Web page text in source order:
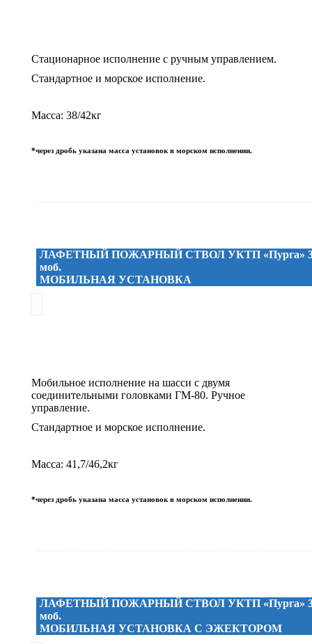
Стационарное исполнение с ручным управлением.
Стандартное и морское исполнение.
Масса: 38/42кг
*через дробь указана масса установок в морском исполнении.
ЛАФЕТНЫЙ ПОЖАРНЫЙ СТВОЛ УКТП «Пурга»
моб.
МОБИЛЬНАЯ УСТАНОВКА
Мобильное исполнение на шасси с двумя
соединительными головками ГМ-80. Ручное
управление.
Стандартное и морское исполнение.
Масса: 41,7/46,2кг
*через дробь указана масса установок в морском исполнении.
ЛАФЕТНЫЙ ПОЖАРНЫЙ СТВОЛ УКТП «Пурга»
моб.
МОБИЛЬНАЯ УСТАНОВКА С ЭЖЕКТОРОМ